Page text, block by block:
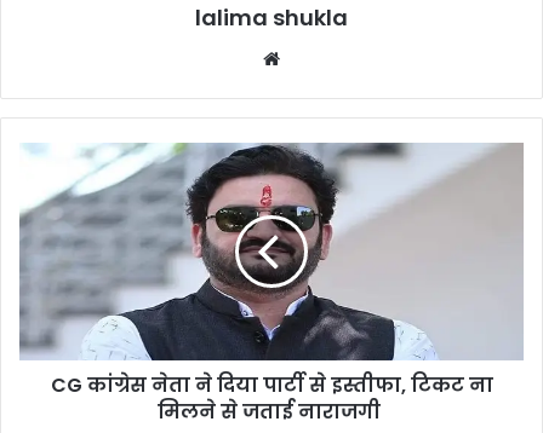
lalima shukla
CG
नेता
ने
दिया
से
इस्तीफा,
टिकट
CG कांग्रेस नेता ने दिया पार्टी से इस्तीफा, टिकट ना
मिलने से जताई नाराजगी